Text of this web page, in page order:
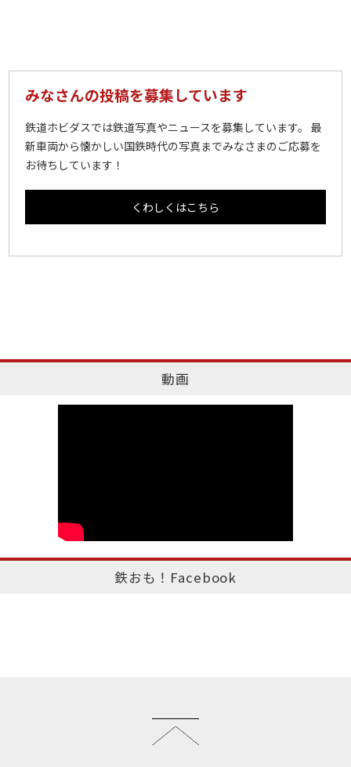
みなさんの投稿を募集しています
鉄道ホビダスでは鉄道写真やニュースを募集しています。 最
新車両から懐かしい国鉄時代の写真までみなさまのご応募を
お待ちしています！
くわしくはこちら
動画
鉄おも！Facebook